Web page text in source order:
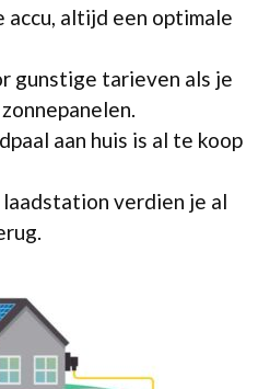
altijd een optimale
gunstige tarieven als je
aan huis is al te koop
verdien je al